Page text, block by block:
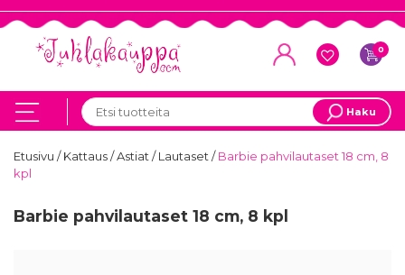
0
Haku
Etusivu /Kattaus/Astiat/Lautaset/Barbie pahvilautaset 18 cm, 8
kpl
Barbie pahvilautaset 18 cm, 8 kpl